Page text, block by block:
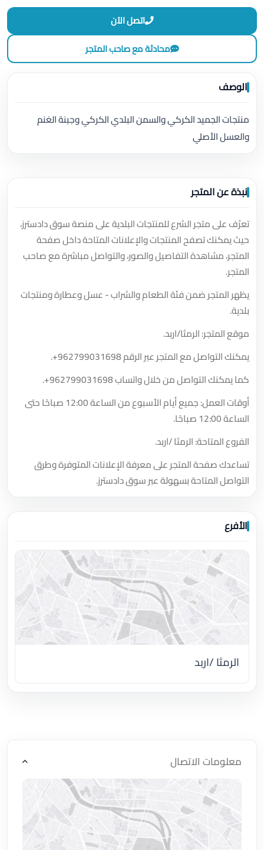
اتصل الآن
محادثة مع صاحب المتجر
الوصف
منتجات الجميد الكركي والسمن البلدي الكركي وجبنة الغنم
والعسل الأصلي
نبذة عن المتجر
تعرّف على متجر الشرع للمنتجات البلدية على منصة سوق دادسترز،
حيث يمكنك تصفح المنتجات والإعلانات المتاحة داخل صفحة
المتجر، مشاهدة التفاصيل والصور، والتواصل مباشرة مع صاحب
المتجر.
يظهر المتجر ضمن فئة الطعام والشراب - عسل وعطارة ومنتجات
بلدية.
موقع المتجر: الرمثا/اربد.
يمكنك التواصل مع المتجر عبر الرقم+962799031698
.
كما يمكنك التواصل من خلال واتساب+962799031698
.
أوقات العمل: جميع أيام الأسبوع من الساعة 12:00 صباحًا حتى
الساعة 12:00 صباحًا.
الفروع المتاحة: الرمثا /اربد.
تساعدك صفحة المتجر على معرفة الإعلانات المتوفرة وطرق
التواصل المتاحة بسهولة عبر سوق دادسترز.
الأفرع
الرمثا /اربد
معلومات الاتصال